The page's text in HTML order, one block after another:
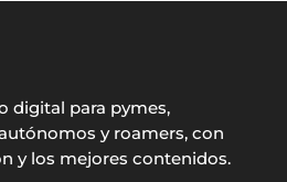
digital para pymes,
y roamers, con
y los mejores contenidos.